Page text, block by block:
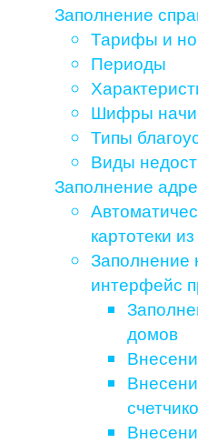
Заполнение
Тарифы и
Периоды
Шифры
Типы
Виды
Заполнение
картотеки
Заполнение
интерфейс
домов